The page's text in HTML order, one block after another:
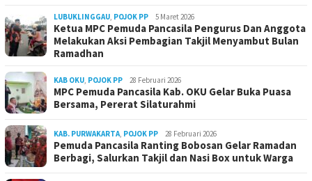
LUBUKLINGGAU POJOK PP 5 Maret 2026
Ketua MPC Pemuda Pancasila Pengurus Dan Anggota
Melakukan Aksi Pembagian Takjil Menyambut Bulan
Ramadhan
KAB OKU POJOK PP 28 Februari 2026
MPC Pemuda Pancasila Kab. OKU Gelar Buka Puasa
Bersama, Pererat Silaturahmi
KAB. PURWAKARTA POJOK PP 28 Februari 2026
Pemuda Pancasila Ranting Bobosan Gelar Ramadan
Berbagi, Salurkan Takjil dan Nasi Box untuk Warga